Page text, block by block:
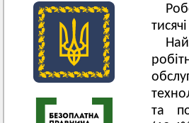
та